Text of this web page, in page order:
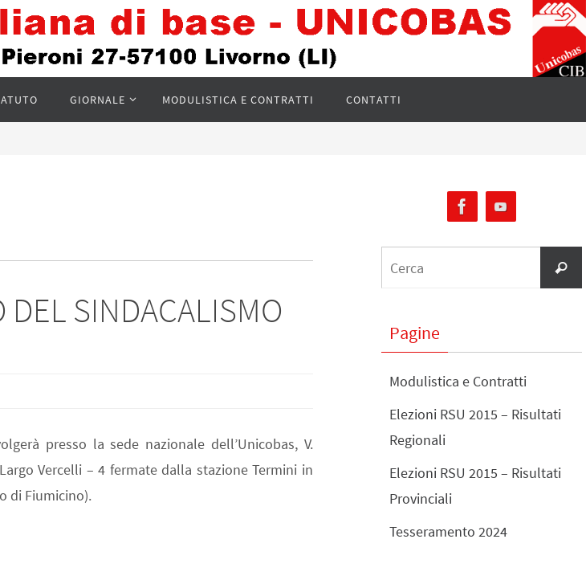
GIORNALE MODULISTICA E CONTRATTI CONTATTI
SINDACALISMO
presso la sede nazionale dell’Unicobas, V.
Vercelli – 4 fermate dalla stazione Termini in
di Fiumicino).
Pagine
Modulistica e Contratti
Elezioni RSU 2015 – Risultati
Regionali
Elezioni RSU 2015 – Risultati
Provinciali
Tesseramento 2024